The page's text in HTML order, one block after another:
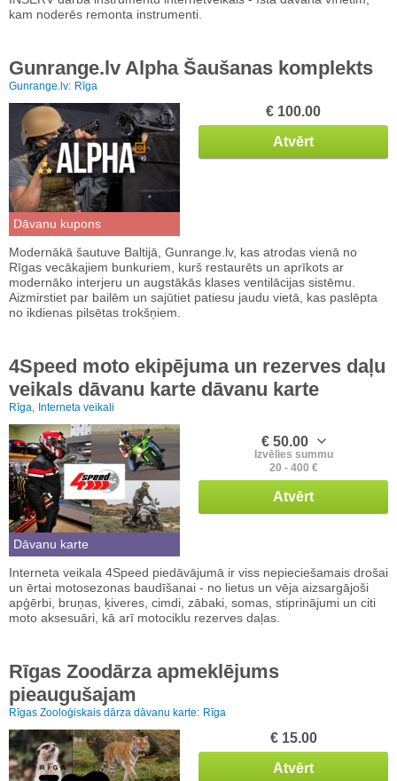
kam noderēs remonta instrumenti.
Gunrange.lv Alpha Šaušanas komplekts
Gunrange.lv: Rīga
Dāvanu kupons
€ 100.00
Atvērt
Modernākā šautuve Baltijā, Gunrange.lv, kas atrodas vienā no
Rīgas vecākajiem bunkuriem, kurš restaurēts un aprīkots ar
modernāko interjeru un augstākās klases ventilācijas sistēmu.
Aizmirstiet par bailēm un sajūtiet patiesu jaudu vietā, kas paslēpta
no ikdienas pilsētas trokšņiem.
4Speed moto ekipējuma un rezerves daļu
veikals dāvanu karte dāvanu karte
Rīga, Interneta veikali
Dāvanu karte
€ 50.00
Izvēlies summu
20 - 400 €
Atvērt
Interneta veikala 4Speed piedāvājumā ir viss nepieciešamais drošai
un ērtai motosezonas baudīšanai - no lietus un vēja aizsargājoši
apģērbi, bruņas, ķiveres, cimdi, zābaki, somas, stiprinājumi un citi
moto aksesuāri, kā arī motociklu rezerves daļas.
Rīgas Zoodārza apmeklējums
pieaugušajam
Rīgas Zooloģiskais dārza dāvanu karte: Rīga
€ 15.00
Atvērt